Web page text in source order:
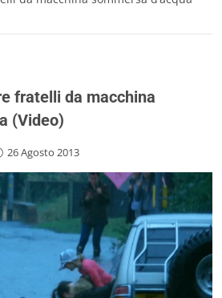
fratelli da macchina
(Video)
26 Agosto 2013